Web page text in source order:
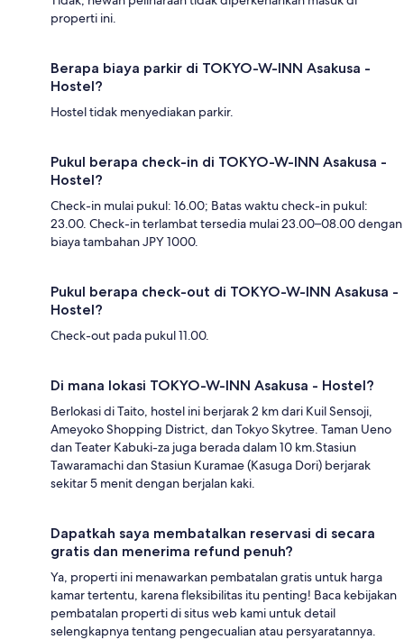
properti ini.
Berapa biaya parkir di TOKYO-W-INN Asakusa -
Hostel?
Hostel tidak menyediakan parkir.
Pukul berapa check-in di TOKYO-W-INN Asakusa -
Hostel?
Check-in mulai pukul: 16.00; Batas waktu check-in pukul:
23.00. Check-in terlambat tersedia mulai 23.00–08.00 dengan
biaya tambahan JPY 1000.
Pukul berapa check-out di TOKYO-W-INN Asakusa -
Hostel?
Check-out pada pukul 11.00.
Di mana lokasi TOKYO-W-INN Asakusa - Hostel?
Berlokasi di Taito, hostel ini berjarak 2 km dari Kuil Sensoji,
Ameyoko Shopping District, dan Tokyo Skytree. Taman Ueno
dan Teater Kabuki-za juga berada dalam 10 km.Stasiun
Tawaramachi dan Stasiun Kuramae (Kasuga Dori) berjarak
sekitar 5 menit dengan berjalan kaki.
Dapatkah saya membatalkan reservasi di secara
gratis dan menerima refund penuh?
Ya, properti ini menawarkan pembatalan gratis untuk harga
kamar tertentu, karena fleksibilitas itu penting! Baca kebijakan
pembatalan properti di situs web kami untuk detail
selengkapnya tentang pengecualian atau persyaratannya.